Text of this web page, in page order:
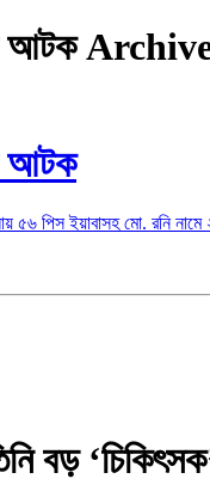
আটক
আটক
৫৬ পিস ইয়াবাসহ মো. রনি
বড়